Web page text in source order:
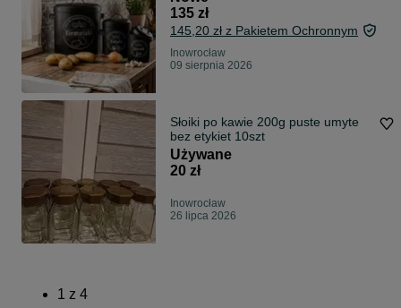
135 zł
145,20 zł z Pakietem Ochronnym
Inowrocław
09 sierpnia 2026
Słoiki po kawie 200g puste umyte
bez etykiet 10szt
Używane
20 zł
Inowrocław
26 lipca 2026
1 z 4